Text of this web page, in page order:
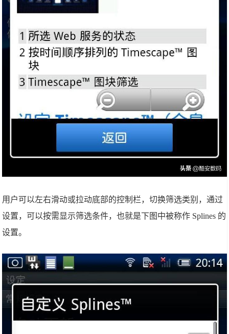
用户可以左右滑动或拉动底部的控制栏，切换筛选类别，通过
设置，可以按需显示筛选条件，也就是下图中被称作 Splines 的
设置。